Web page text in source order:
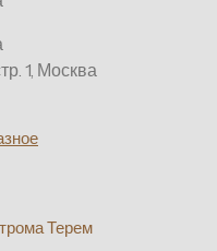
1, Москва
Терем